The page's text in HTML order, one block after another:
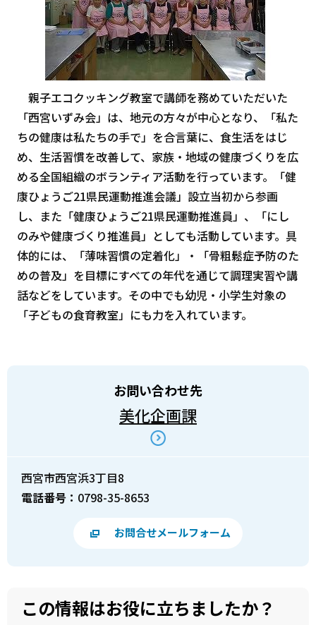
親子エコクッキング教室で講師を務めていただいた
「西宮いずみ会」は、地元の方々が中心となり、「私た
ちの健康は私たちの手で」を合言葉に、食生活をはじ
め、生活習慣を改善して、家族・地域の健康づくりを広
める全国組織のボランティア活動を行っています。「健
康ひょうご21県民運動推進会議」設立当初から参画
し、また「健康ひょうご21県民運動推進員」、「にし
のみや健康づくり推進員」としても活動しています。具
体的には、「薄味習慣の定着化」・「骨粗鬆症予防のた
めの普及」を目標にすべての年代を通じて調理実習や講
話などをしています。その中でも幼児・小学生対象の
「子どもの食育教室」にも力を入れています。
お問い合わせ先
美化企画課
西宮市西宮浜3丁目8
電話番号： 0798-35-8653
お問合せメールフォーム
この情報はお役に立ちましたか？